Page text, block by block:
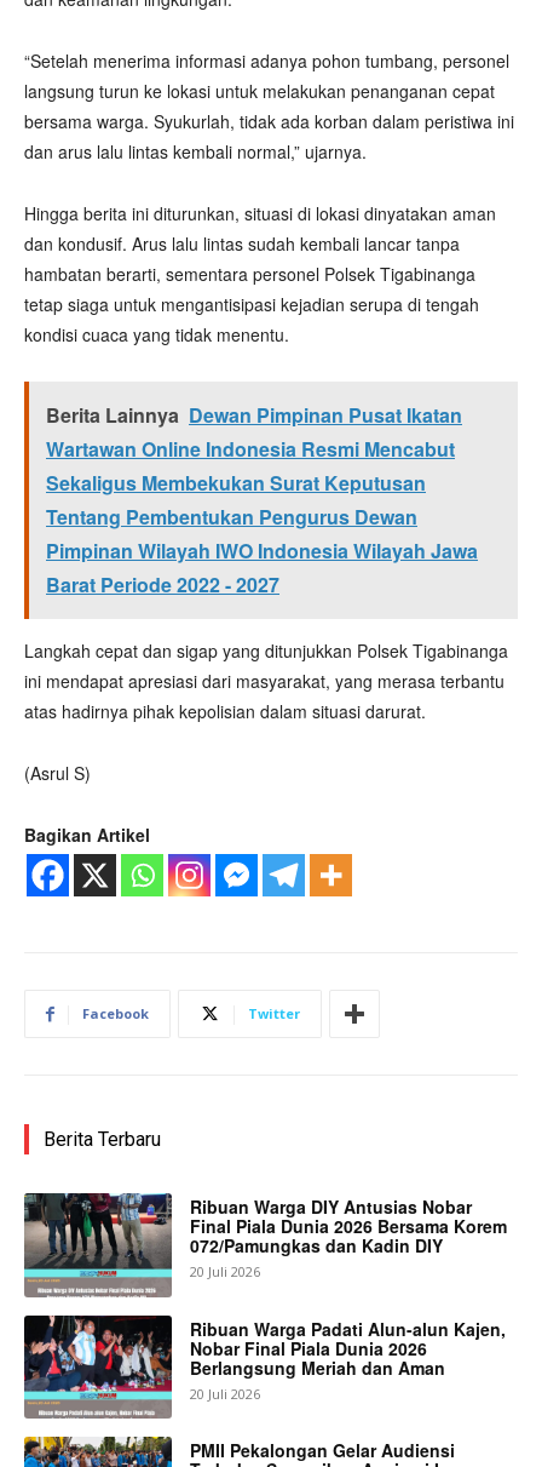
“Setelah menerima informasi adanya pohon tumbang, personel
langsung turun ke lokasi untuk melakukan penanganan cepat
bersama warga. Syukurlah, tidak ada korban dalam peristiwa ini
dan arus lalu lintas kembali normal,” ujarnya.
Hingga berita ini diturunkan, situasi di lokasi dinyatakan aman
dan kondusif. Arus lalu lintas sudah kembali lancar tanpa
hambatan berarti, sementara personel Polsek Tigabinanga
tetap siaga untuk mengantisipasi kejadian serupa di tengah
kondisi cuaca yang tidak menentu.
Berita Lainnya Dewan Pimpinan Pusat Ikatan
Wartawan Online Indonesia Resmi Mencabut
Sekaligus Membekukan Surat Keputusan
Tentang Pembentukan Pengurus Dewan
Pimpinan Wilayah IWO Indonesia Wilayah Jawa
Barat Periode 2022 - 2027
Langkah cepat dan sigap yang ditunjukkan Polsek Tigabinanga
ini mendapat apresiasi dari masyarakat, yang merasa terbantu
atas hadirnya pihak kepolisian dalam situasi darurat.
(Asrul S)
Bagikan Artikel
Facebook Twitter
Berita Terbaru
Ribuan Warga DIY Antusias Nobar
Final Piala Dunia 2026 Bersama Korem
072/Pamungkas dan Kadin DIY
20 Juli 2026
Ribuan Warga Padati Alun-alun Kajen,
Nobar Final Piala Dunia 2026
Berlangsung Meriah dan Aman
20 Juli 2026
PMII Pekalongan Gelar Audiensi